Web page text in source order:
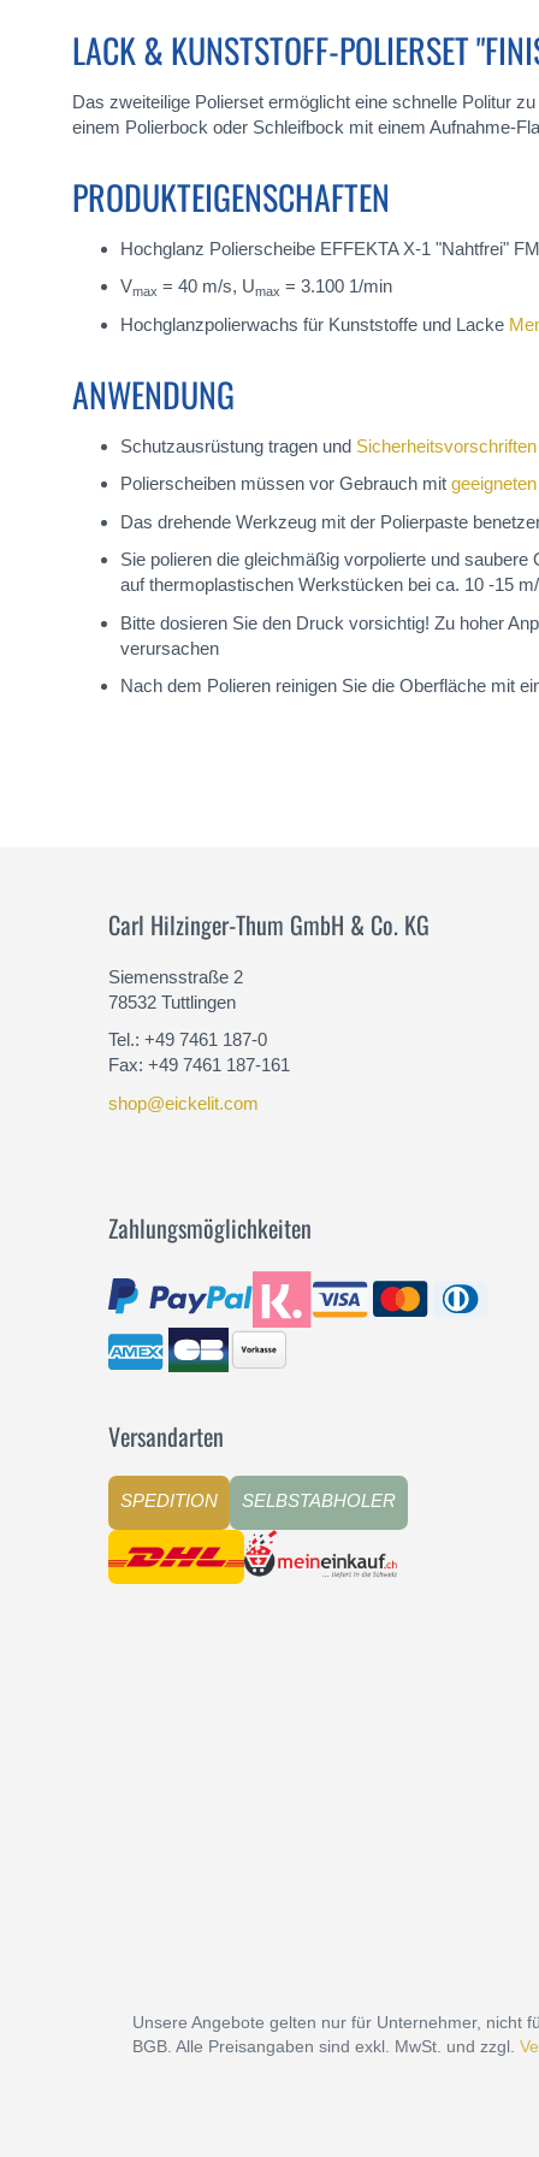
LACK & KUNSTSTOFF-POLIERSET
Das zweiteilige Polierset ermöglicht eine schnelle Politur
einem Polierbock oder Schleifbock mit einem Aufnahme-
PRODUKTEIGENSCHAFTEN
Hochglanz Polierscheibe EFFEKTA X-1 "Nahtfrei"
Vmax = 40 m/s, Umax = 3.100 1/min
Hochglanzpolierwachs für Kunststoffe und Lacke
ANWENDUNG
Schutzausrüstung tragen und Sicherheitsvorschriften
Polierscheiben müssen vor Gebrauch mit
Das drehende Werkzeug mit der Polierpaste
Sie polieren die gleichmäßig vorpolierte und
auf thermoplastischen Werkstücken bei ca. 10 -15
Bitte dosieren Sie den Druck vorsichtig! Zu hoher
verursachen
Nach dem Polieren reinigen Sie die Oberfläche mit
Carl Hilzinger-Thum GmbH & Co. KG
Siemensstraße 2
78532 Tuttlingen
Tel.: +49 7461 187-0
Fax: +49 7461 187-161
shop@eickelit.com
Zahlungsmöglichkeiten
Versandarten
SPEDITION SELBSTABHOLER
Unsere Angebote gelten nur für Unternehmer, nicht
BGB. Alle Preisangaben sind exkl. MwSt. und zzgl.